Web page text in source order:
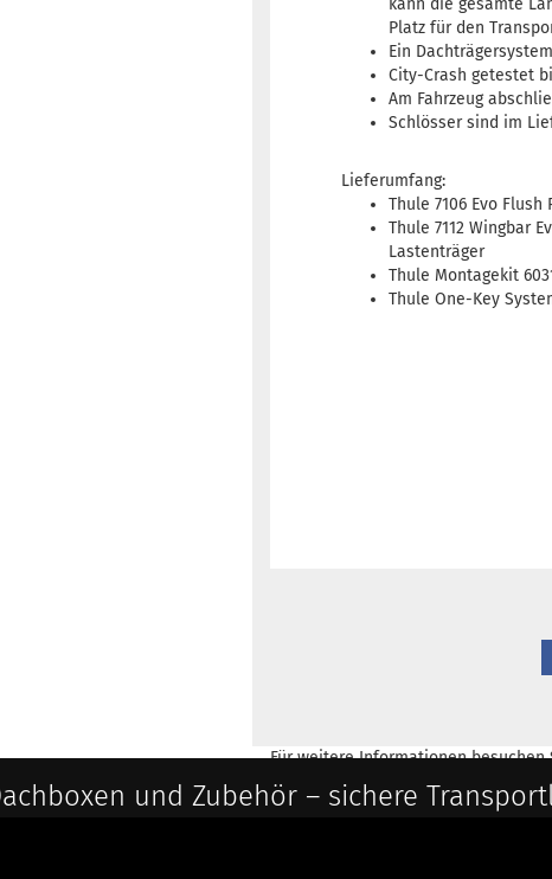
kann die gesamte
Platz für den
Ein
City-Crash getestet
Am Fahrzeug
Schlösser sind im
Lieferumfang:
Thule 7106 Evo
Thule 7112 Wingbar
Lastenträger
Thule Montagekit
Thule One-Key
Für weitere Informationen
und Zubehör – sichere